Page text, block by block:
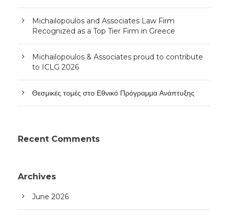
Michailopoulos and Associates Law Firm
Recognized as a Top Tier Firm in Greece
Michailopoulos & Associates proud to contribute
to ICLG 2026
Θεσμικές τομές στο Εθνικό Πρόγραμμα Ανάπτυξης
Recent Comments
Archives
June 2026